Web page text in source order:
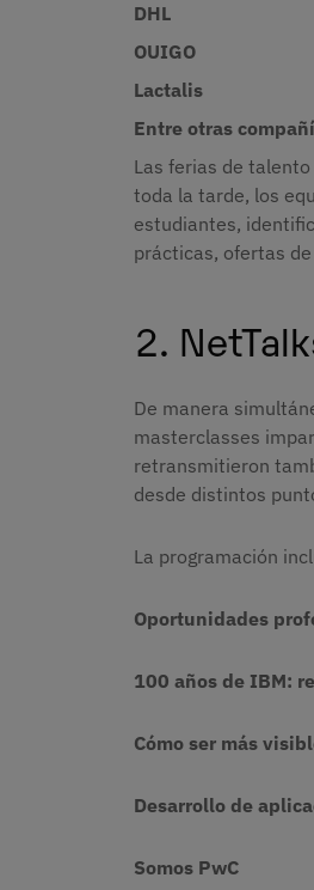
DHL
OUIGO
Lactalis
Entre otras
Las ferias de
toda la tarde, los
estudiantes,
prácticas, ofertas
2.
De manera
masterclasses
retransmitieron
desde distintos
La programación
Oportunidades
100 años de IBM:
Cómo ser más
Desarrollo de
Somos PwC